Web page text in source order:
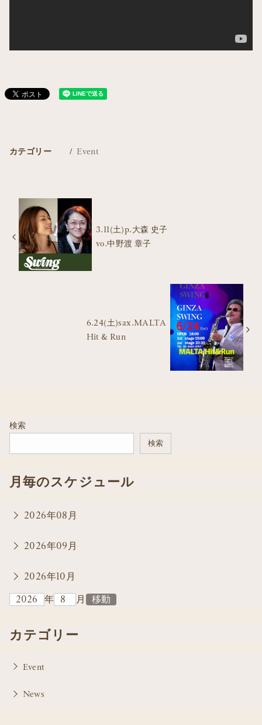
カテゴリー Event
3.11(土)p.大森 史子
vo.中野渡 章子
6.24(土)sax.MALTA
Hit & Run
検索
検索
月毎のスケジュール
2026年08月
2026年09月
2026年10月
年
月
カテゴリー
Event
News